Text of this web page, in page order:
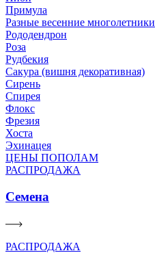
Примула
Разные весенние многолетники
Рододендрон
Роза
Рудбекия
Сакура (вишня декоративная)
Сирень
Спирея
Флокс
Фрезия
Хоста
Эхинацея
ЦЕНЫ ПОПОЛАМ
РАСПРОДАЖА
Семена
РАСПРОДАЖА